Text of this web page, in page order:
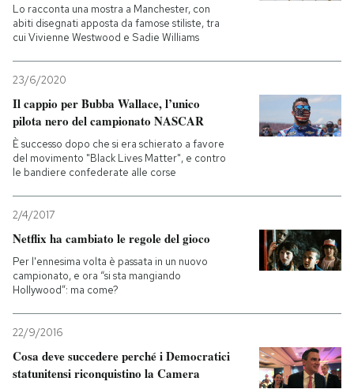
Lo racconta una mostra a Manchester, con
abiti disegnati apposta da famose stiliste, tra
cui Vivienne Westwood e Sadie Williams
23/6/2020
Il cappio per Bubba Wallace, l’unico
pilota nero del campionato NASCAR
È successo dopo che si era schierato a favore
del movimento "Black Lives Matter", e contro
le bandiere confederate alle corse
2/4/2017
Netflix ha cambiato le regole del gioco
Per l'ennesima volta è passata in un nuovo
campionato, e ora “si sta mangiando
Hollywood”: ma come?
22/9/2016
Cosa deve succedere perché i Democratici
statunitensi riconquistino la Camera